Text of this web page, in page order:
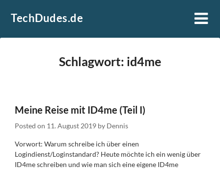
TechDudes.de
Schlagwort: id4me
Meine Reise mit ID4me (Teil I)
Posted on 11. August 2019 by Dennis
Vorwort: Warum schreibe ich über einen
Logindienst/Loginstandard? Heute möchte ich ein wenig über
ID4me schreiben und wie man sich eine eigene ID4me